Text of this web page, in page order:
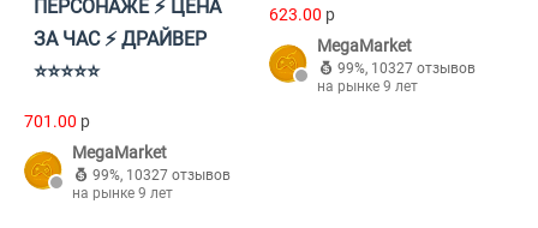
ПЕРСОНАЖЕ ⚡ ЦЕНА
ЗА ЧАС ⚡ ДРАЙВЕР
⭐⭐⭐⭐⭐
701.00 p
MegaMarket
99%, 10327 отзывов
на рынке 9 лет
623.00 p
MegaMarket
99%, 10327 отзывов
на рынке 9 лет